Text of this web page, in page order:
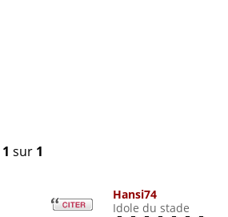
1 sur 1
Hansi74
Idole du stade